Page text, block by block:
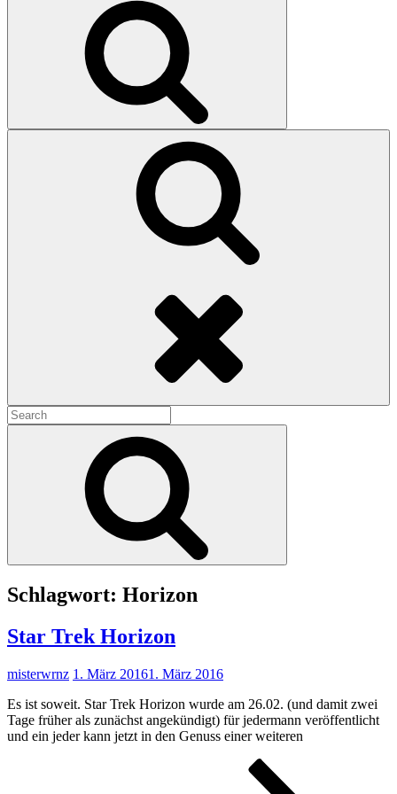
Search
for:
Schlagwort: Horizon
Star Trek Horizon
misterwrnz 1. März 20161. März 2016
Es ist soweit. Star Trek Horizon wurde am 26.02. (und damit zwei
Tage früher als zunächst angekündigt) für jedermann veröffentlicht
und ein jeder kann jetzt in den Genuss einer weiteren